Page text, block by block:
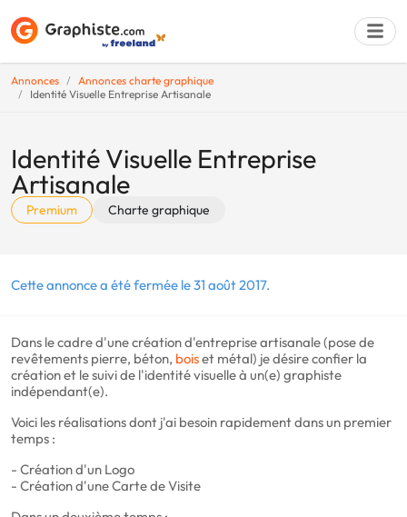
Annonces
Annonces charte graphique
Identité Visuelle Entreprise Artisanale
Identité Visuelle Entreprise
Artisanale
Premium Charte graphique
Cette annonce a été fermée le 31 août 2017.
Dans le cadre d'une création d'entreprise artisanale (pose de
revêtements pierre, béton, boiset métal) je désire confier la
création et le suivi de l'identité visuelle à un(e) graphiste
indépendant(e).
Voici les réalisations dont j'ai besoin rapidement dans un premier
temps :
- Création d'un Logo
- Création d'une Carte de Visite